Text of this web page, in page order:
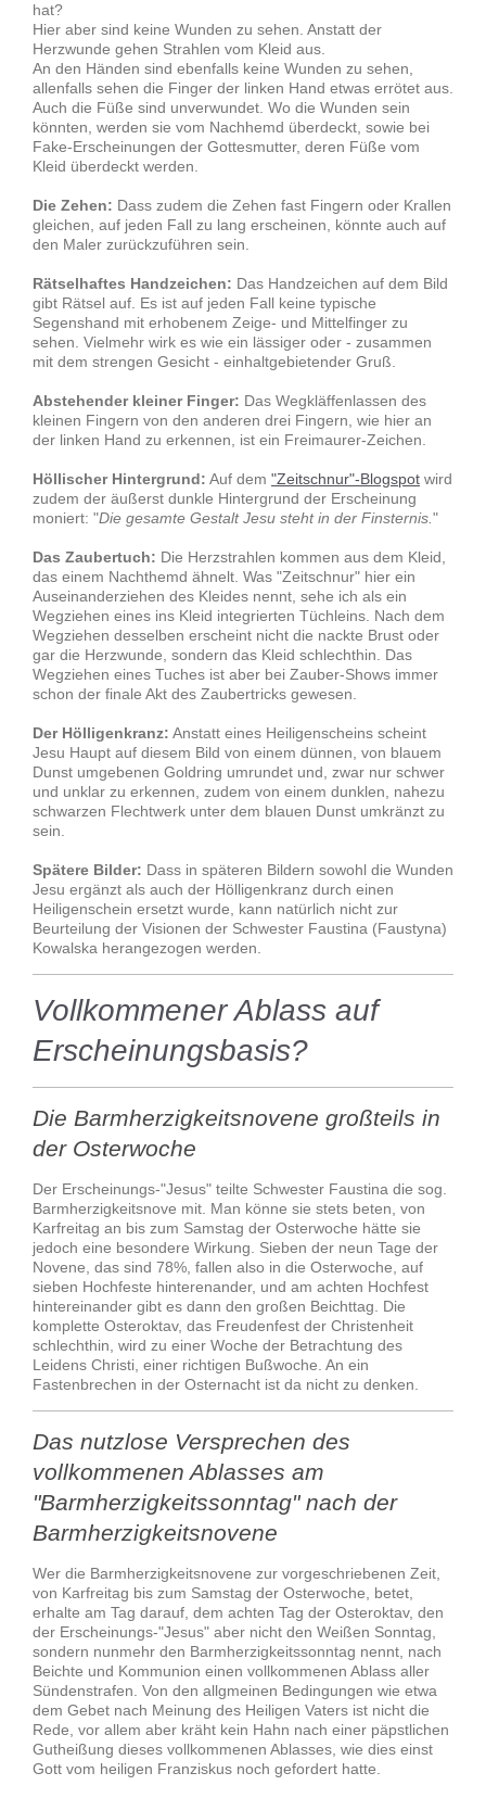
hat?
Hier aber sind keine Wunden zu sehen. Anstatt der
Herzwunde gehen Strahlen vom Kleid aus.
An den Händen sind ebenfalls keine Wunden zu sehen,
allenfalls sehen die Finger der linken Hand etwas errötet aus.
Auch die Füße sind unverwundet. Wo die Wunden sein
könnten, werden sie vom Nachhemd überdeckt, sowie bei
Fake-Erscheinungen der Gottesmutter, deren Füße vom
Kleid überdeckt werden.
Die Zehen: Dass zudem die Zehen fast Fingern oder Krallen
gleichen, auf jeden Fall zu lang erscheinen, könnte auch auf
den Maler zurückzuführen sein.
Rätselhaftes Handzeichen: Das Handzeichen auf dem Bild
gibt Rätsel auf. Es ist auf jeden Fall keine typische
Segenshand mit erhobenem Zeige- und Mittelfinger zu
sehen. Vielmehr wirk es wie ein lässiger oder - zusammen
mit dem strengen Gesicht - einhaltgebietender Gruß.
Abstehender kleiner Finger: Das Wegkläffenlassen des
kleinen Fingern von den anderen drei Fingern, wie hier an
der linken Hand zu erkennen, ist ein Freimaurer-Zeichen.
Höllischer Hintergrund: Auf dem "Zeitschnur"-Blogspot wird
zudem der äußerst dunkle Hintergrund der Erscheinung
moniert: "Die gesamte Gestalt Jesu steht in der Finsternis."
Das Zaubertuch: Die Herzstrahlen kommen aus dem Kleid,
das einem Nachthemd ähnelt. Was "Zeitschnur" hier ein
Auseinanderziehen des Kleides nennt, sehe ich als ein
Wegziehen eines ins Kleid integrierten Tüchleins. Nach dem
Wegziehen desselben erscheint nicht die nackte Brust oder
gar die Herzwunde, sondern das Kleid schlechthin. Das
Wegziehen eines Tuches ist aber bei Zauber-Shows immer
schon der finale Akt des Zaubertricks gewesen.
Der Hölligenkranz: Anstatt eines Heiligenscheins scheint
Jesu Haupt auf diesem Bild von einem dünnen, von blauem
Dunst umgebenen Goldring umrundet und, zwar nur schwer
und unklar zu erkennen, zudem von einem dunklen, nahezu
schwarzen Flechtwerk unter dem blauen Dunst umkränzt zu
sein.
Spätere Bilder: Dass in späteren Bildern sowohl die Wunden
Jesu ergänzt als auch der Hölligenkranz durch einen
Heiligenschein ersetzt wurde, kann natürlich nicht zur
Beurteilung der Visionen der Schwester Faustina (Faustyna)
Kowalska herangezogen werden.
Vollkommener Ablass auf
Erscheinungsbasis?
Die Barmherzigkeitsnovene großteils in
der Osterwoche
Der Erscheinungs-"Jesus" teilte Schwester Faustina die sog.
Barmherzigkeitsnove mit. Man könne sie stets beten, von
Karfreitag an bis zum Samstag der Osterwoche hätte sie
jedoch eine besondere Wirkung. Sieben der neun Tage der
Novene, das sind 78%, fallen also in die Osterwoche, auf
sieben Hochfeste hinterenander, und am achten Hochfest
hintereinander gibt es dann den großen Beichttag. Die
komplette Osteroktav, das Freudenfest der Christenheit
schlechthin, wird zu einer Woche der Betrachtung des
Leidens Christi, einer richtigen Bußwoche. An ein
Fastenbrechen in der Osternacht ist da nicht zu denken.
Das nutzlose Versprechen des
vollkommenen Ablasses am
"Barmherzigkeitssonntag" nach der
Barmherzigkeitsnovene
Wer die Barmherzigkeitsnovene zur vorgeschriebenen Zeit,
von Karfreitag bis zum Samstag der Osterwoche, betet,
erhalte am Tag darauf, dem achten Tag der Osteroktav, den
der Erscheinungs-"Jesus" aber nicht den Weißen Sonntag,
sondern nunmehr den Barmherzigkeitssonntag nennt, nach
Beichte und Kommunion einen vollkommenen Ablass aller
Sündenstrafen. Von den allgmeinen Bedingungen wie etwa
dem Gebet nach Meinung des Heiligen Vaters ist nicht die
Rede, vor allem aber kräht kein Hahn nach einer päpstlichen
Gutheißung dieses vollkommenen Ablasses, wie dies einst
Gott vom heiligen Franziskus noch gefordert hatte.